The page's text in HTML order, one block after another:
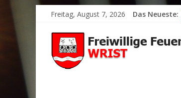
Freitag, August 7, 2026 Das Neueste: